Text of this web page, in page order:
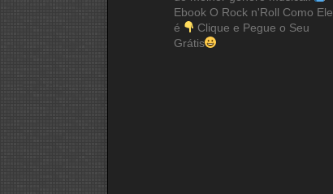
Ebook O Rock n'Roll Como Ele
é
Clique e Pegue o Seu
Grátis